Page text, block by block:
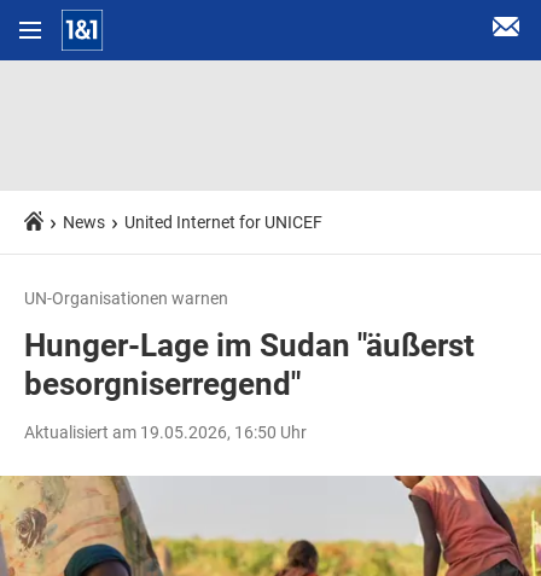
News United Internet for UNICEF
UN-Organisationen warnen
Hunger-Lage im Sudan "äußerst
besorgniserregend"
Aktualisiert am 19.05.2026, 16:50 Uhr